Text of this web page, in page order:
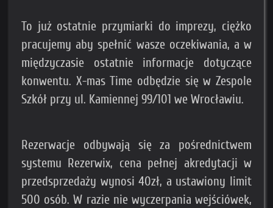
To już ostatnie przymiarki do imprezy, ciężko
pracujemy aby spełnić wasze oczekiwania, a w
międzyczasie ostatnie informacje dotyczące
konwentu. X-mas Time odbędzie się w Zespole
Szkół przy ul. Kamiennej 99/101 we Wrocławiu.
Rezerwacje odbywają się za pośrednictwem
systemu Rezerwix, cena pełnej akredytacji w
przedsprzedaży wynosi 40zł, a ustawiony limit
500 osób. W razie nie wyczerpania wejściówek,